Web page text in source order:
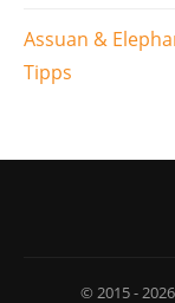
Assuan &
Tipps
© 2015 -